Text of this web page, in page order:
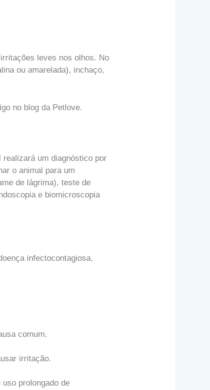
leves nos olhos. No
ou amarelada), inchaço,
no blog da Petlove.
um diagnóstico por
o animal para um
de lágrima), teste de
e biomicroscopia
infectocontagiosa.
comum.
irritação.
prolongado de